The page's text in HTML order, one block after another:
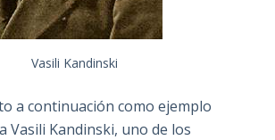
Vasili Kandinski
a continuación como ejemplo
Vasili Kandinski, uno de los